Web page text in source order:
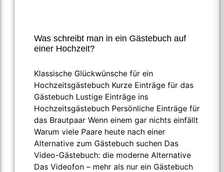
Was schreibt man in ein Gästebuch auf
einer Hochzeit?
Klassische Glückwünsche für ein
Hochzeitsgästebuch Kurze Einträge für das
Gästebuch Lustige Einträge ins
Hochzeitsgästebuch Persönliche Einträge für
das Brautpaar Wenn einem gar nichts einfällt
Warum viele Paare heute nach einer
Alternative zum Gästebuch suchen Das
Video-Gästebuch: die moderne Alternative
Das Videofon – mehr als nur ein Gästebuch